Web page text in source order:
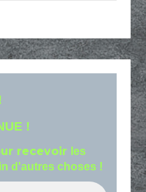
!
recevoir les
d'autres choses !